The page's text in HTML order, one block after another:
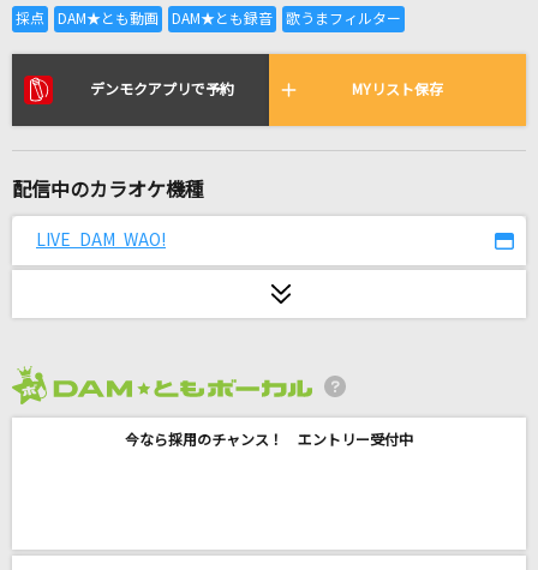
全国りれき
リアルタイムで歌われている曲の一覧
樹)、乙狩アドニス(CV.羽多野渉)
[生音]さざんかの宿
大学校歌・応援歌
玉置浩二
デンモクアプリで予約 MYリスト保存
配信中のカラオケ機種
LIVE DAM WAO!
今なら採用のチャンス！ エントリー受付中